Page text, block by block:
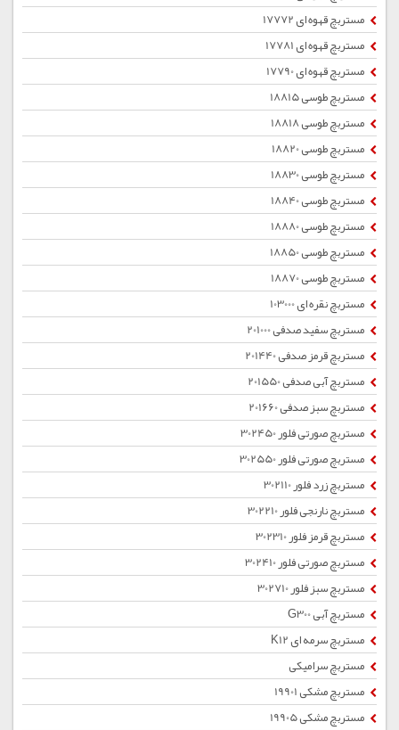
مستربچ قهوه ای 17772
مستربچ قهوه ای 17781
مستربچ قهوه ای 17790
مستربچ طوسی 18815
مستربچ طوسی 18818
مستربچ طوسی 18820
مستربچ طوسی 18830
مستربچ طوسی 18840
مستربچ طوسی 18880
مستربچ طوسی 18850
مستربچ طوسی 18870
مستربچ نقره ای 103000
مستربچ سفید صدفی 201000
مستربچ قرمز صدفی 201440
مستربچ آبی صدفی 201550
مستربچ سبز صدفی 201660
مستربچ صورتی فلور 302450
مستربچ صورتی فلور 302550
مستربچ زرد فلور 302110
مستربچ نارنجی فلور 302210
مستربچ قرمز فلور 302310
مستربچ صورتی فلور 302410
مستربچ سبز فلور 302710
مستربچ آبی G300
مستربچ سرمه ای K12
مستربچ سرامیکی
مستربچ مشکی 19901
مستربچ مشکی 19905